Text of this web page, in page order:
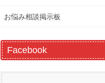
お悩み相談掲示板
Facebook